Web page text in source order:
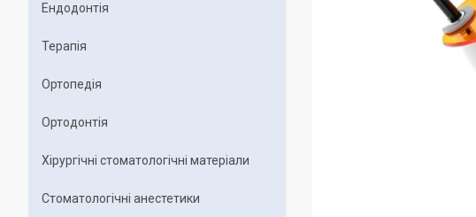
Ендодонтія
Терапія
Ортопедія
Ортодонтія
Хірургічні стоматологічні матеріали
Стоматологічні анестетики